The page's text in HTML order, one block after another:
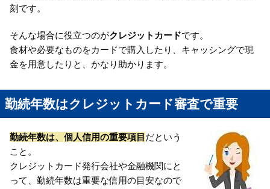
刻です。
そんな場合に役立つのがクレジットカードです。
食材や必要なものをカードで購入したり、キャッシングで現
金を用意したりと、かなり助かります。
勤続年数はクレジットカード審査で重要
勤続年数は、個人信用の重要項目 だという
こと。
クレジットカード発行会社や金融機関にと
って、勤続年数は重要な信用の目安なので